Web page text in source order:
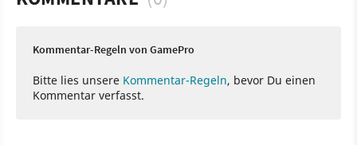
Kommentar-Regeln von GamePro
Bitte lies unsere Kommentar-Regeln, bevor Du einen
Kommentar verfasst.